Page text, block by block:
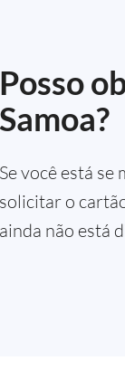
Posso
Samoa?
Se você está
solicitar o
ainda não está